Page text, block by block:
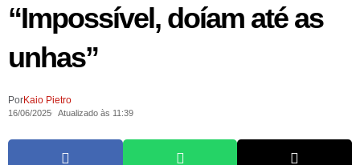
“Impossível, doíam até as
unhas”
PorKaio Pietro
16/06/2025 Atualizado às 11:39